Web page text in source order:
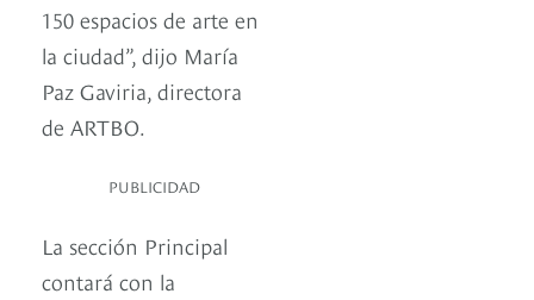
150 espacios de arte en
la ciudad”, dijo María
Paz Gaviria, directora
de ARTBO.
PUBLICIDAD
La sección Principal
contará con la